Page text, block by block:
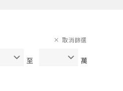
至 萬
取消篩選